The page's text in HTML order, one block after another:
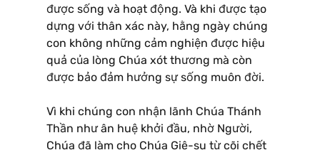
được sống và hoạt động. Và khi được tạo
dựng với thân xác này, hằng ngày chúng
con không những cảm nghiện được hiệu
quả của lòng Chúa xót thương mà còn
được bảo đảm hưởng sự sống muôn đời.
Vì khi chúng con nhận lãnh Chúa Thánh
Thần như ân huệ khởi đầu, nhờ Người,
Chúa đã làm cho Chúa Giê-su từ cõi chết